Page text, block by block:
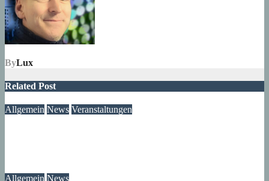
ByLux
Related Post
Allgemein News Veranstaltungen
Allgemein News